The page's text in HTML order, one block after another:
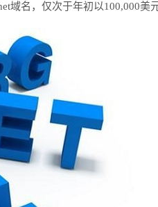
域名，仅次于年初以100,000美